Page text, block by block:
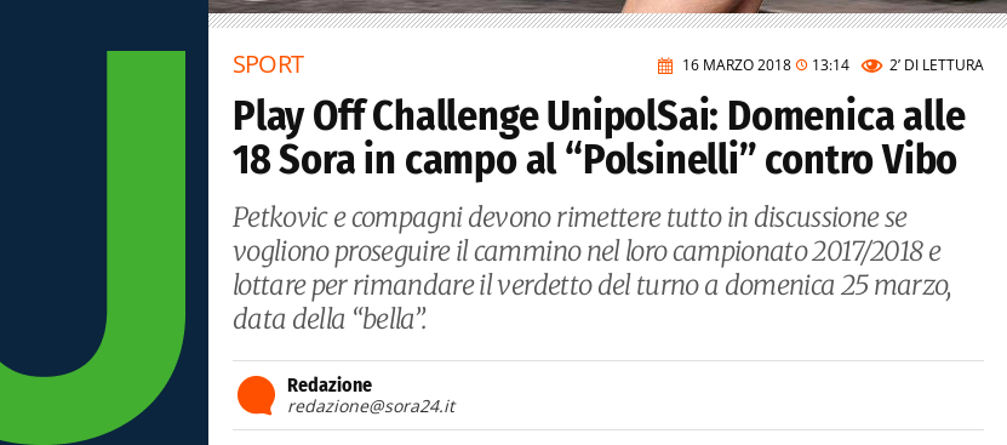
16 MARZO 2018 13:14 2’ DI LETTURA
SPORT
Play Off Challenge UnipolSai: Domenica alle
18 Sora in campo al “Polsinelli” contro Vibo
Petkovic e compagni devono rimettere tutto in discussione se
vogliono proseguire il cammino nel loro campionato 2017/2018 e
lottare per rimandare il verdetto del turno a domenica 25 marzo,
data della “bella”.
Redazione
redazione@sora24.it